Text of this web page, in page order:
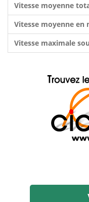
Vitesse moyenne
Vitesse moyenne en
Vitesse maximale